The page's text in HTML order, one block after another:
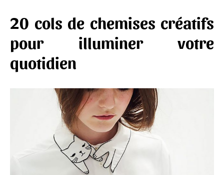
20 cols de chemises créatifs
pour illuminer votre
quotidien